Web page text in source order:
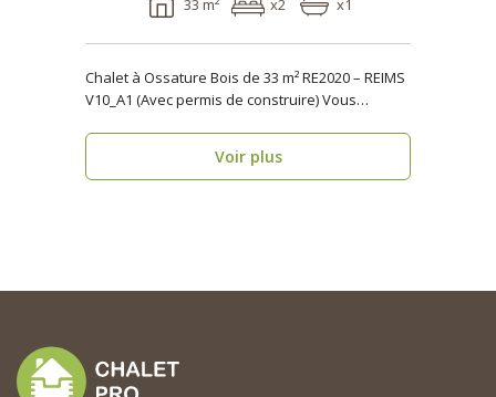
Chalet à Ossature Bois de 33 m² RE2020 – REIMS
V10_A1 (Avec permis de construire) Vous
Voir plus